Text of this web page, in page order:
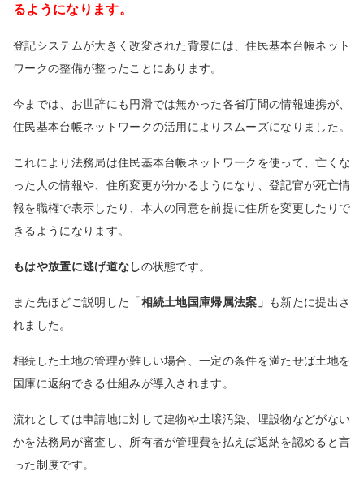
るようになります。
登記システムが大きく改変された背景には、住民基本台帳ネット
ワークの整備が整ったことにあります。
今までは、お世辞にも円滑では無かった各省庁間の情報連携が、
住民基本台帳ネットワークの活用によりスムーズになりました。
これにより法務局は住民基本台帳ネットワークを使って、亡くな
った人の情報や、住所変更が分かるようになり、登記官が死亡情
報を職権で表示したり、本人の同意を前提に住所を変更したりで
きるようになります。
もはや放置に逃げ道なしの状態です。
また先ほどご説明した「相続土地国庫帰属法案」 も新たに提出さ
れました。
相続した土地の管理が難しい場合、一定の条件を満たせば土地を
国庫に返納できる仕組みが導入されます。
流れとしては申請地に対して建物や土壌汚染、埋設物などがない
かを法務局が審査し、所有者が管理費を払えば返納を認めると言
った制度です。